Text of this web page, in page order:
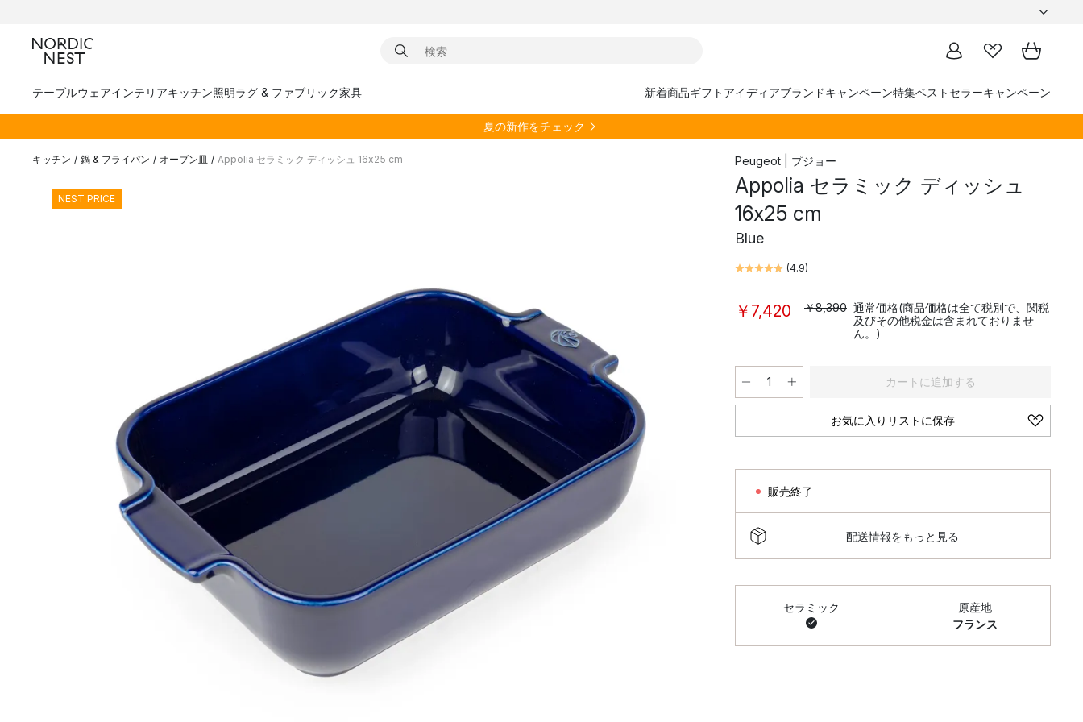
テーブルウェアインテリアキッチン照明ラグ & ファブリック家具 新着商品ギフトアイディアブランドキャンペーン特集ベストセラーキャンペーン
夏の新作をチェック
キッチン / 鍋 & フライパン / オーブン皿 / Appolia セラミック ディッシュ 16x25 cm
NEST PRICE
Peugeot | プジョー
Appolia セラミック ディッシュ
16x25 cm
Blue
(4.9)
￥7,420 ￥8,390 通常価格(商品価格は全て税別で、関税
及びその他税金は含まれておりませ
ん。)
カートに追加する
お気に入りリストに保存
販売終了
配送情報をもっと見る
セラミック
原産地
フランス